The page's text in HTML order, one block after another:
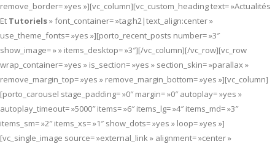
remove_border= »yes »][vc_column][vc_custom_heading text= »Actualités
Et Tutoriels» font_container= »tag:h2|text_align:center »
use_theme_fonts= »yes »][porto_recent_posts number= »3″
show_image= » » items_desktop= »3″][/vc_column][/vc_row][vc_row
wrap_container= »yes » is_section= »yes » section_skin= »parallax »
remove_margin_top= »yes » remove_margin_bottom= »yes »][vc_column]
[porto_carousel stage_padding= »0″ margin= »0″ autoplay= »yes »
autoplay_timeout= »5000″ items= »6″ items_lg= »4″ items_md= »3″
items_sm= »2″ items_xs= »1″ show_dots= »yes » loop= »yes »]
[vc_single_image source= »external_link » alignment= »center »